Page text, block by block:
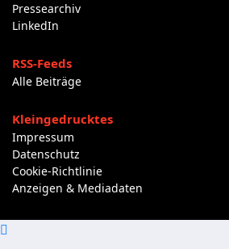
Pressearchiv
LinkedIn
RSS-Feeds
Alle Beiträge
Kleingedrucktes
Impressum
Datenschutz
Cookie-Richtlinie
Anzeigen & Mediadaten